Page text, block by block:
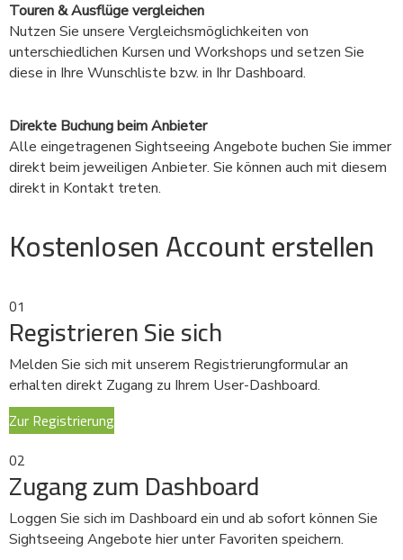
Touren & Ausflüge vergleichen
Nutzen Sie unsere Vergleichsmöglichkeiten von
unterschiedlichen Kursen und Workshops und setzen Sie
diese in Ihre Wunschliste bzw. in Ihr Dashboard.
Direkte Buchung beim Anbieter
Alle eingetragenen Sightseeing Angebote buchen Sie immer
direkt beim jeweiligen Anbieter. Sie können auch mit diesem
direkt in Kontakt treten.
Kostenlosen Account erstellen
01
Registrieren Sie sich
Melden Sie sich mit unserem Registrierungformular an
erhalten direkt Zugang zu Ihrem User-Dashboard.
Zur Registrierung
02
Zugang zum Dashboard
Loggen Sie sich im Dashboard ein und ab sofort können Sie
Sightseeing Angebote hier unter Favoriten speichern.